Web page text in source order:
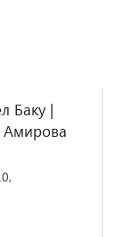
Баку |
Амирова